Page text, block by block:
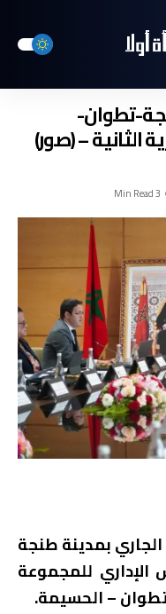
تطوان-
الثانية – (صور)
3 Min Read
الاثنين 08 يونيو الجاري بمدينة طنجة
الإداري للمجموعة
– الحسيمة.